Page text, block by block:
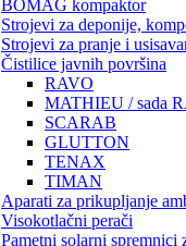
BOMAG kompaktor
Strojevi za deponije,
Strojevi za pranje i
Čistilice javnih površina
RAVO
MATHIEU / sada
SCARAB
GLUTTON
TENAX
TIMAN
Aparati za prikupljanje
Visokotlačni perači
Pametni solarni spremnici